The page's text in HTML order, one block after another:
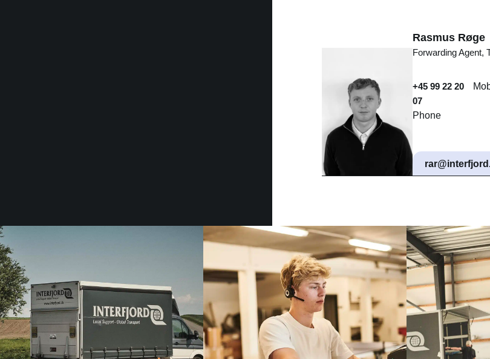
Rasmus Røge
Forwarding Agent,
+45 99 22 20
07
Phone